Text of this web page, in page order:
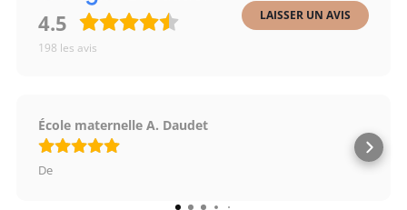
4.5
198 les avis
LAISSER UN AVIS
École maternelle A. Daudet
De